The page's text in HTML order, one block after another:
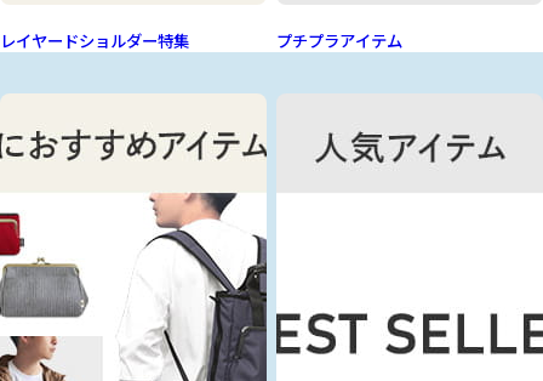
レイヤードショルダー特集 プチプラアイテム